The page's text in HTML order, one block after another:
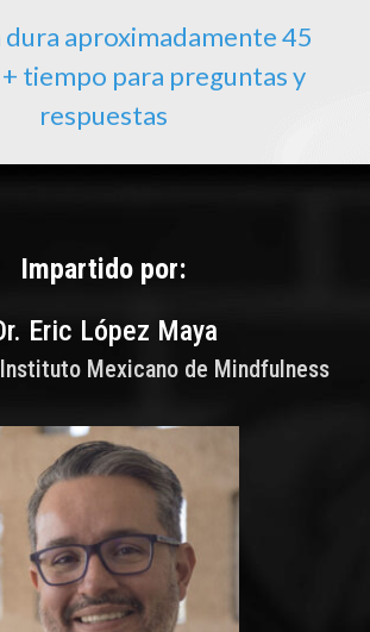
dura aproximadamente 45
tiempo para preguntas y
respuestas
Impartido por:
Eric López Maya
Mexicano de Mindfulness